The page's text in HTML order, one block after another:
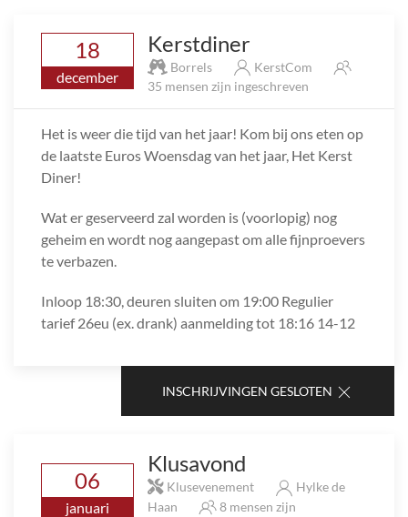
18
december
Kerstdiner
Borrels
KerstCom
35 mensen zijn ingeschreven
Het is weer die tijd van het jaar! Kom bij ons eten op
de laatste Euros Woensdag van het jaar, Het Kerst
Diner!
Wat er geserveerd zal worden is (voorlopig) nog
geheim en wordt nog aangepast om alle fijnproevers
te verbazen.
Inloop 18:30, deuren sluiten om 19:00 Regulier
tarief 26eu (ex. drank) aanmelding tot 18:16 14-12
INSCHRIJVINGEN GESLOTEN
06
januari
Klusavond
Klusevenement
Hylke de
Haan
8 mensen zijn